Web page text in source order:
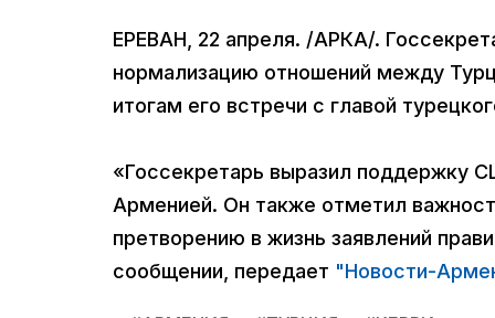
ЕРЕВАН, 22 апреля. /АРКА/.
нормализацию отношений между
итогам его встречи с главой
«Госсекретарь выразил поддержку
Арменией. Он также отметил
претворению в жизнь заявлений
сообщении, передает "Новости-